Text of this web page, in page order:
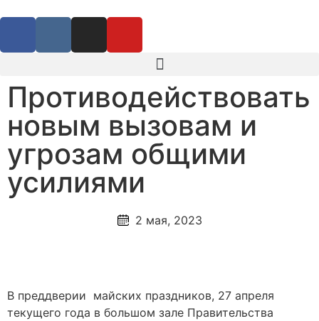
Противодействовать
новым вызовам и
угрозам общими
усилиями
2 мая, 2023
В преддверии майских праздников, 27 апреля
текущего года в большом зале Правительства